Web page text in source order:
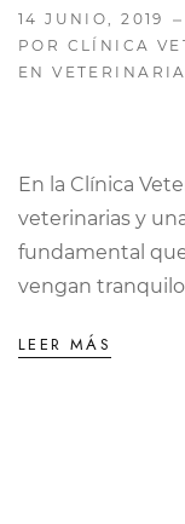
14 JUNIO, 2019
POR CLÍNICA
ENVETERINARIA
En la Clínica
veterinarias y
fundamental que
vengan
LEER MÁS